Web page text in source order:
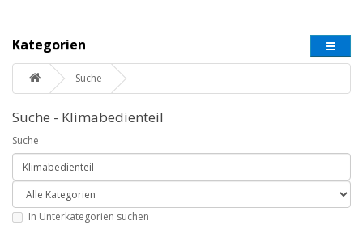
Kategorien
Suche
Suche - Klimabedienteil
Suche
In Unterkategorien suchen